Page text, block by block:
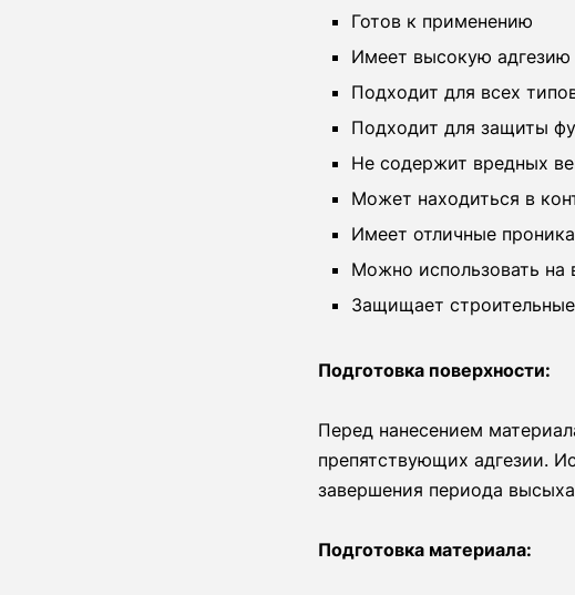
Готов к применению
Имеет высокую адгезию
Подходит для всех
Подходит для защиты
Не содержит вредных
Может находиться в
Имеет отличные
Можно использовать на
Защищает
Подготовка поверхности:
Перед нанесением
препятствующих адгезии.
завершения периода
Подготовка материала: